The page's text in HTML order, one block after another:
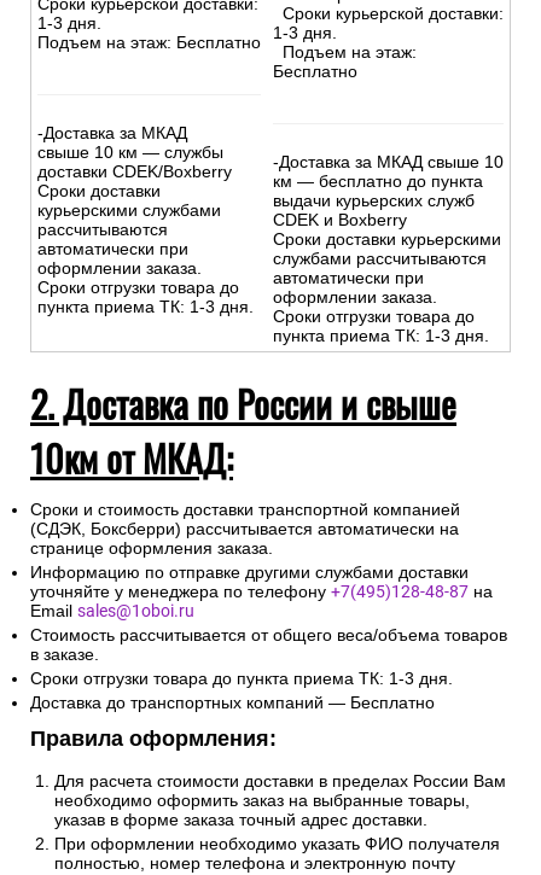
Сроки курьерской доставки:
1-3 дня.
Подъем на этаж: Бесплатно
-Доставка за МКАД
свыше 10 км — службы
доставки CDEK/Boxberry
Сроки доставки
курьерскими службами
рассчитываются
автоматически при
оформлении заказа.
Сроки отгрузки товара до
пункта приема ТК: 1-3 дня.
Сроки курьерской доставки:
1-3 дня.
Подъем на этаж:
Бесплатно
-Доставка за МКАД свыше 10
км — бесплатно до пункта
выдачи курьерских служб
CDEK и Boxberry
Сроки доставки курьерскими
службами рассчитываются
автоматически при
оформлении заказа.
Сроки отгрузки товара до
пункта приема ТК: 1-3 дня.
2. Доставка по России и свыше
10км от МКАД:
Сроки и стоимость доставки транспортной компанией
(СДЭК, Боксберри) рассчитывается автоматически на
странице оформления заказа.
Информацию по отправке другими службами доставки
уточняйте у менеджера по телефону +7(495)128-48-87 на
Email sales@1oboi.ru
Стоимость рассчитывается от общего веса/объема товаров
в заказе.
Сроки отгрузки товара до пункта приема ТК: 1-3 дня.
Доставка до транспортных компаний — Бесплатно
Правила оформления:
Для расчета стоимости доставки в пределах России Вам
необходимо оформить заказ на выбранные товары,
указав в форме заказа точный адрес доставки.
При оформлении необходимо указать ФИО получателя
полностью, номер телефона и электронную почту